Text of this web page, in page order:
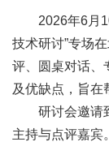
2026年6月
技术研讨”专场
评、圆桌对话、
及优缺点，旨在
研讨会邀请
主持与点评嘉宾